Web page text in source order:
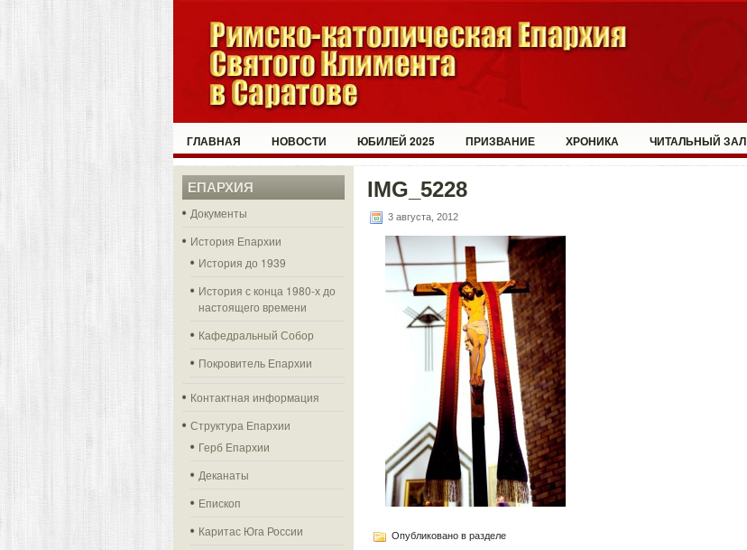
ГЛАВНАЯ НОВОСТИ ЮБИЛЕЙ 2025 ПРИЗВАНИЕ ХРОНИКА ЧИТАЛЬНЫЙ ЗАЛ
ЕПАРХИЯ
Документы
История Епархии
История до 1939
История с конца 1980-х до
настоящего времени
Кафедральный Собор
Покровитель Епархии
Контактная информация
Структура Епархии
Герб Епархии
Деканаты
Епископ
Каритас Юга России
IMG_5228
3 августа, 2012
Опубликовано в разделе